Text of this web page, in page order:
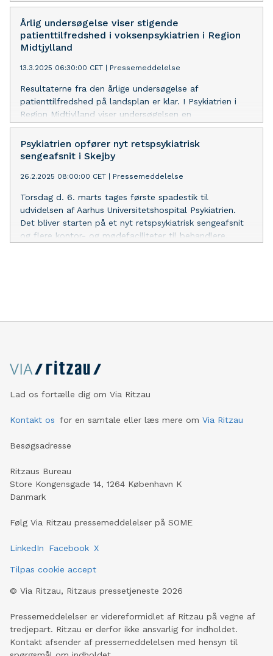
Årlig undersøgelse viser stigende
patienttilfredshed i voksenpsykiatrien i Region
Midtjylland
13.3.2025 06:30:00 CET Pressemeddelelse
Resultaterne fra den årlige undersøgelse af
patienttilfredshed på landsplan er klar. I Psykiatrien i
Region Midtjylland viser undersøgelsen en
gennemgående positiv vurdering af personalet, samt
fremgang i patienttilfredsheden i voksenpsykiatrien.
Psykiatrien opfører nyt retspsykiatrisk
sengeafsnit i Skejby
26.2.2025 08:00:00 CET Pressemeddelelse
Torsdag d. 6. marts tages første spadestik til
udvidelsen af Aarhus Universitetshospital Psykiatrien.
Det bliver starten på et nyt retspsykiatrisk sengeafsnit
og flere kontor- og mødefaciliteter til behandlere.
Lad os fortælle dig om Via Ritzau
Kontakt os for en samtale eller læs mere om Via Ritzau
Besøgsadresse
Ritzaus Bureau
Store Kongensgade 14, 1264 København K
Danmark
Følg Via Ritzau pressemeddelelser på SOME
LinkedIn Facebook X
Tilpas cookie accept
© Via Ritzau, Ritzaus pressetjeneste 2026
Pressemeddelelser er videreformidlet af Ritzau på vegne af
tredjepart. Ritzau er derfor ikke ansvarlig for indholdet.
Kontakt afsender af pressemeddelelsen med hensyn til